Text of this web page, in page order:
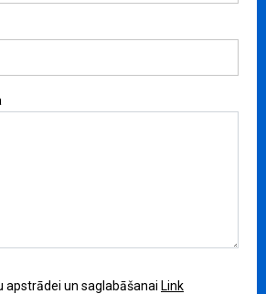
apstrādei un saglabāšanai Link